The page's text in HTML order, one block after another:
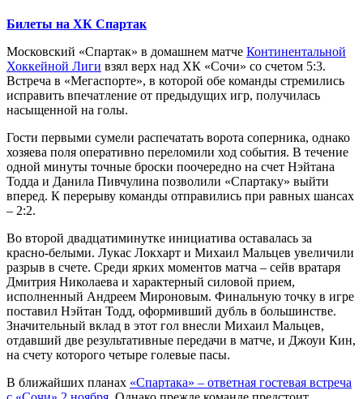
Билеты на ХК Спартак
Московский «Спартак» в домашнем матче Континентальной
Хоккейной Лиги взял верх над ХК «Сочи» со счетом 5:3.
Встреча в «Мегаспорте», в которой обе команды стремились
исправить впечатление от предыдущих игр, получилась
насыщенной на голы.
Гости первыми сумели распечатать ворота соперника, однако
хозяева поля оперативно переломили ход события. В течение
одной минуты точные броски поочередно на счет Нэйтана
Тодда и Данила Пивчулина позволили «Спартаку» выйти
вперед. К перерыву команды отправились при равных шансах
– 2:2.
Во второй двадцатиминутке инициатива оставалась за
красно-белыми. Лукас Локхарт и Михаил Мальцев увеличили
разрыв в счете. Среди ярких моментов матча – сейв вратаря
Дмитрия Николаева и характерный силовой прием,
исполненный Андреем Мироновым. Финальную точку в игре
поставил Нэйтан Тодд, оформивший дубль в большинстве.
Значительный вклад в этот гол внесли Михаил Мальцев,
отдавший две результативные передачи в матче, и Джоуи Кин,
на счету которого четыре голевые пасы.
В ближайших планах «Спартака» – ответная гостевая встреча